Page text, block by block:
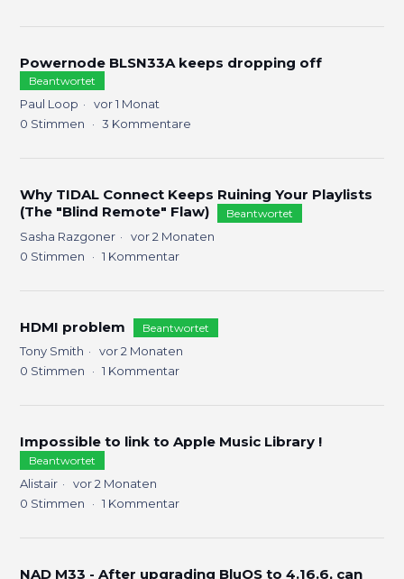
Powernode BLSN33A keeps dropping off
Beantwortet
Paul Loop
vor 1 Monat
0 Stimmen 3 Kommentare
Why TIDAL Connect Keeps Ruining Your Playlists
(The "Blind Remote" Flaw)
Beantwortet
Sasha Razgoner
vor 2 Monaten
0 Stimmen 1 Kommentar
HDMI problem Beantwortet
Tony Smith
vor 2 Monaten
0 Stimmen 1 Kommentar
Impossible to link to Apple Music Library !
Beantwortet
Alistair
vor 2 Monaten
0 Stimmen 1 Kommentar
NAD M33 - After upgrading BluOS to 4.16.6, can